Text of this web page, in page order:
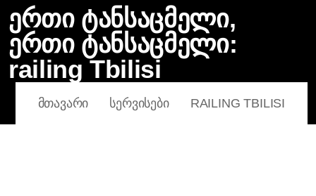
ერთი ტანსაცმელი,
ერთი ტანსაცმელი:
railing Tbilisi
ᲛᲗᲐᲕᲐᲠᲘ ᲡᲔᲠᲕᲘᲡᲔᲑᲘ RAILING TBILISI